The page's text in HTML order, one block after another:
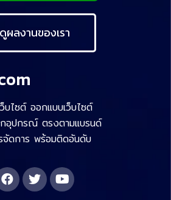
ดูผลงานของเรา
บไซต์ ออกแบบเว็บไซต์
อุปกรณ์ ตรงตามแบรนด์
จัดการ พร้อมติดอันดับ